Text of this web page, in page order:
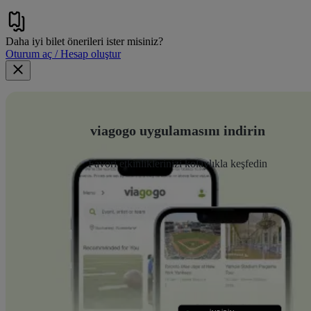
Daha iyi bilet önerileri ister misiniz?
Oturum aç / Hesap oluştur
viagogo uygulamasını indirin
Favori etkinliklerinizi kolaylıkla keşfedin